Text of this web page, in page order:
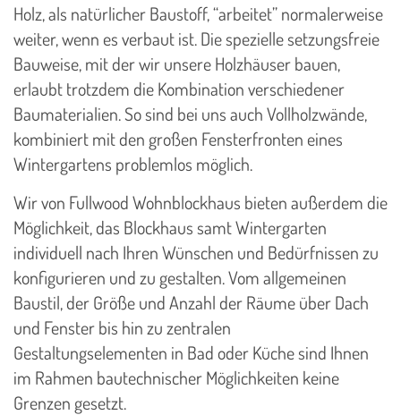
Holz, als natürlicher Baustoff, “arbeitet” normalerweise
weiter, wenn es verbaut ist. Die spezielle setzungsfreie
Bauweise, mit der wir unsere Holzhäuser bauen,
erlaubt trotzdem die Kombination verschiedener
Baumaterialien. So sind bei uns auch Vollholzwände,
kombiniert mit den großen Fensterfronten eines
Wintergartens problemlos möglich.
Wir von Fullwood Wohnblockhaus bieten außerdem die
Möglichkeit, das Blockhaus samt Wintergarten
individuell nach Ihren Wünschen und Bedürfnissen zu
konfigurieren und zu gestalten. Vom allgemeinen
Baustil, der Größe und Anzahl der Räume über Dach
und Fenster bis hin zu zentralen
Gestaltungselementen in Bad oder Küche sind Ihnen
im Rahmen bautechnischer Möglichkeiten keine
Grenzen gesetzt.